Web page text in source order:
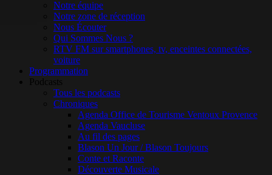
Notre équipe
Notre zone de réception
Nous Écouter
Qui Sommes Nous ?
RTV FM sur smartphones, tv, enceintes connectées,
voiture
Programmation
Podcasts
Tous les podcasts
Chroniques
Agenda Office de Tourisme Ventoux Provence
Agenda Vaucluse
Au fil des pages
Blason Un Jour / Blason Toujours
Conte et Raconte
Découverte Musicale